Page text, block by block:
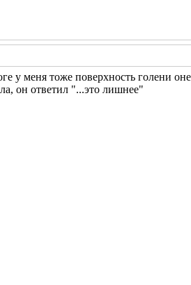
у меня тоже поверхность голени
он ответил "...это лишнее"